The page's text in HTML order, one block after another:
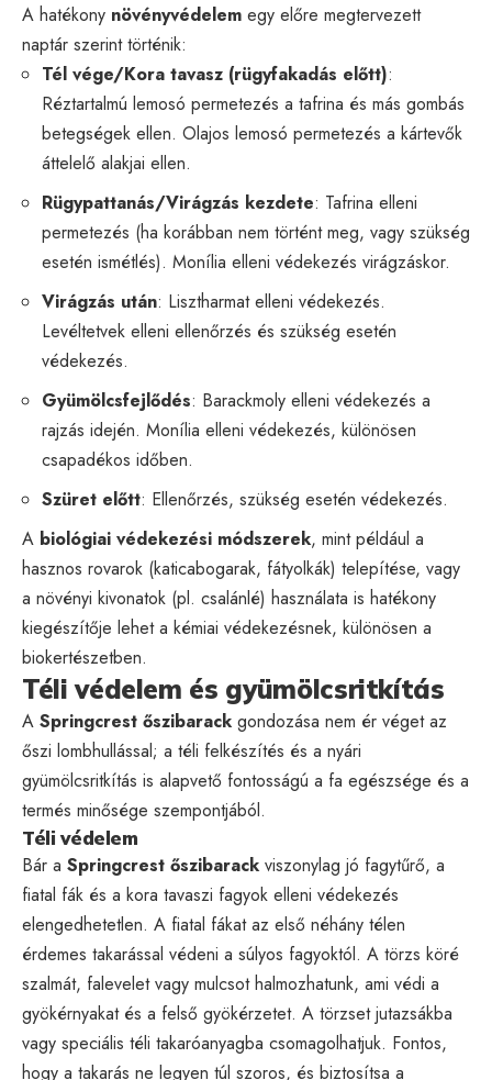
A hatékony növényvédelem egy előre megtervezett
naptár szerint történik:
Tél vége/Kora tavasz (rügyfakadás előtt):
Réztartalmú lemosó permetezés a tafrina és más gombás
betegségek ellen. Olajos lemosó permetezés a kártevők
áttelelő alakjai ellen.
Rügypattanás/Virágzás kezdete: Tafrina elleni
permetezés (ha korábban nem történt meg, vagy szükség
esetén ismétlés). Monília elleni védekezés virágzáskor.
Virágzás után: Lisztharmat elleni védekezés.
Levéltetvek elleni ellenőrzés és szükség esetén
védekezés.
Gyümölcsfejlődés: Barackmoly elleni védekezés a
rajzás idején. Monília elleni védekezés, különösen
csapadékos időben.
Szüret előtt: Ellenőrzés, szükség esetén védekezés.
A biológiai védekezési módszerek, mint például a
hasznos rovarok (katicabogarak, fátyolkák) telepítése, vagy
a növényi kivonatok (pl. csalánlé) használata is hatékony
kiegészítője lehet a kémiai védekezésnek, különösen a
biokertészetben.
Téli védelem és gyümölcsritkítás
A Springcrest őszibarack gondozása nem ér véget az
őszi lombhullással; a téli felkészítés és a nyári
gyümölcsritkítás is alapvető fontosságú a fa egészsége és a
termés minősége szempontjából.
Téli védelem
Bár a Springcrest őszibarack viszonylag jó fagytűrő, a
fiatal fák és a kora tavaszi fagyok elleni védekezés
elengedhetetlen. A fiatal fákat az első néhány télen
érdemes takarással védeni a súlyos fagyoktól. A törzs köré
szalmát, falevelet vagy mulcsot halmozhatunk, ami védi a
gyökérnyakat és a felső gyökérzetet. A törzset jutazsákba
vagy speciális téli takaróanyagba csomagolhatjuk. Fontos,
hogy a takarás ne legyen túl szoros, és biztosítsa a